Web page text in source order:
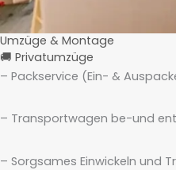
Umzüge & Montage
🚚 Privatumzüge
– Packservice (Ein- &
– Transportwagen be-und
– Sorgsames Einwickeln und